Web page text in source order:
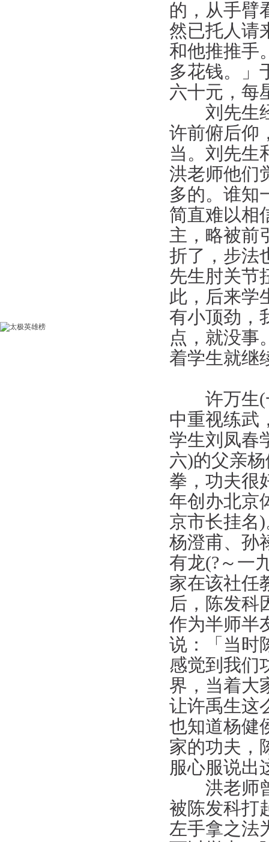
的，从手臂
然已托人请
和他推推手
多花钱。」
六十元，每
刘先生经
许前俯后仰
当。刘先生
洪老师他们
多的。谁知
简直难以相
主，略被前
折了，步法
先生肘关节
此，后来学
有小顶劲，
点，就没事
着学生就继
许万生(一
中重视练武
学生刘凤春
六)的父亲
拳，功夫很
年创办北京
京市长挂名
杨澄甫、孙
有龙(?～一
家在该社任
后，陈发科
作为半师半
说：「当时
感觉到我们
界，当着大
让许禹生这
也知道杨健
家的功夫，
服心服说出
洪老师曾
被陈发科打
左手拿之法